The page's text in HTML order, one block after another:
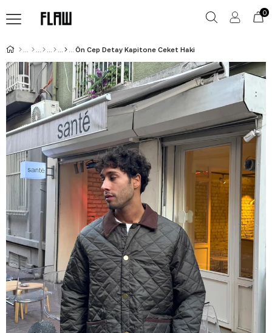
0
Ön Cep Detay Kapitone Ceket Haki